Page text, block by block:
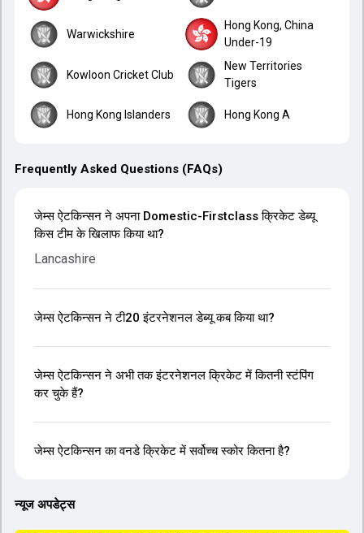
Warwickshire
Hong Kong, China
Under-19
Kowloon Cricket Club
New Territories
Tigers
Hong Kong Islanders Hong Kong A
Frequently Asked Questions (FAQs)
जेम्स ऐटकिन्सन ने अपना Domestic-Firstclass क्रिकेट डेब्यू
किस टीम के खिलाफ किया था?
Lancashire
जेम्स ऐटकिन्सन ने टी20 इंटरनेशनल डेब्यू कब किया था?
जेम्स ऐटकिन्सन ने अभी तक इंटरनेशनल क्रिकेट में कितनी स्टंपिंग
कर चुके हैं?
जेम्स ऐटकिन्सन का वनडे क्रिकेट में सर्वोच्च स्कोर कितना है?
न्यूज अपडेट्स